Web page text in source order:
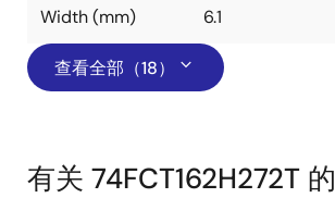
Width (mm) 6.1
查看全部（18）
有关 74FCT162H272T